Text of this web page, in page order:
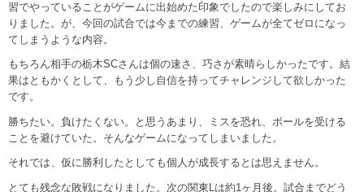
習でやっていることがゲームに出始めた印象でしたので楽しみにしてお
りました。が、今回の試合では今までの練習、ゲームが全てゼロになっ
てしまうような内容。
もちろん相手の栃木SCさんは個の速さ、巧さが素晴らしかったです。結
果はともかくとして、もう少し自信を持ってチャレンジして欲しかった
です。
勝ちたい。負けたくない。と思うあまり、ミスを恐れ、ボールを受ける
ことを避けていた。そんなゲームになってしまいました。
それでは、仮に勝利したとしても個人が成長するとは思えません。
とても残念な敗戦になりました。次の関東Lは約1ヶ月後。試合までどう